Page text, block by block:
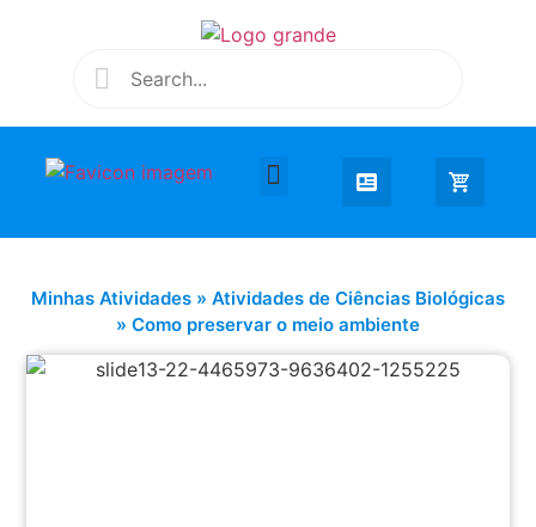
Minhas Atividades » Atividades de Ciências Biológicas
» Como preservar o meio ambiente